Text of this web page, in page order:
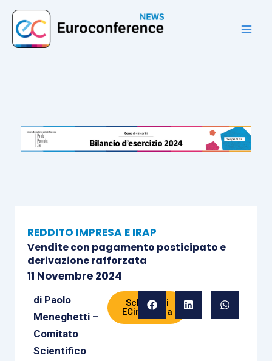
contenuto
REDDITO IMPRESA E IRAP
Vendite con pagamento posticipato e
derivazione rafforzata
11 Novembre 2024
di Paolo
Meneghetti –
Comitato
Scientifico
Scheda di
ECinPratica